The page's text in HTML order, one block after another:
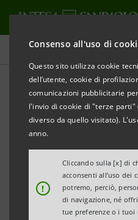
Consenso all'uso di
Questo sito utilizza cookie
dell’utente, cookie di
comunicazioni pubblicitarie
l'invio di cookie di "terze
diverso da quello visitato).
anno.
!
Cliccando sulla [x] di
acconsenti all’uso dei
potremo, perciò,
di navigazione, né
tue preferenze o i
Comunicati stampa
STAMPA AGGIORNA
NTESA SANPAOLO
“ILOVELIFE”
Si può donare sul sito
https://
ISP/nav/progetto/i-love-